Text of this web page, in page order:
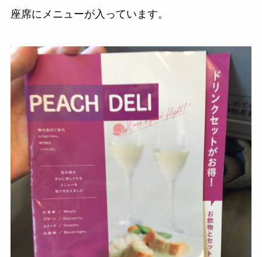
座席にメニューが入っています。